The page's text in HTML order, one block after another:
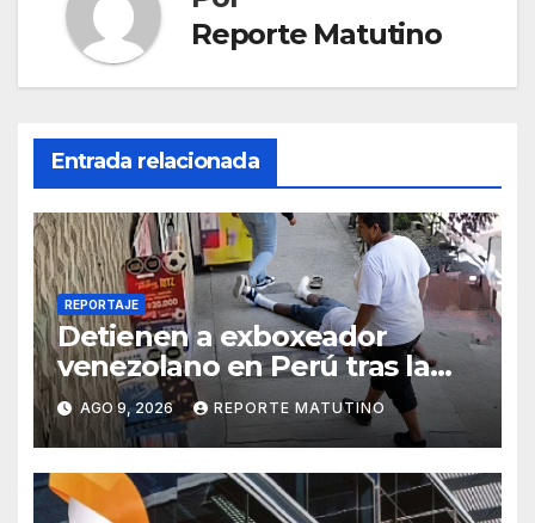
Reporte Matutino
Entrada relacionada
REPORTAJE
Detienen a exboxeador
venezolano en Perú tras la
muerte de mototaxista
durante una riña
AGO 9, 2026 REPORTE MATUTINO